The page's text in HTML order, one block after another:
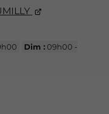
Dim :09h00 -